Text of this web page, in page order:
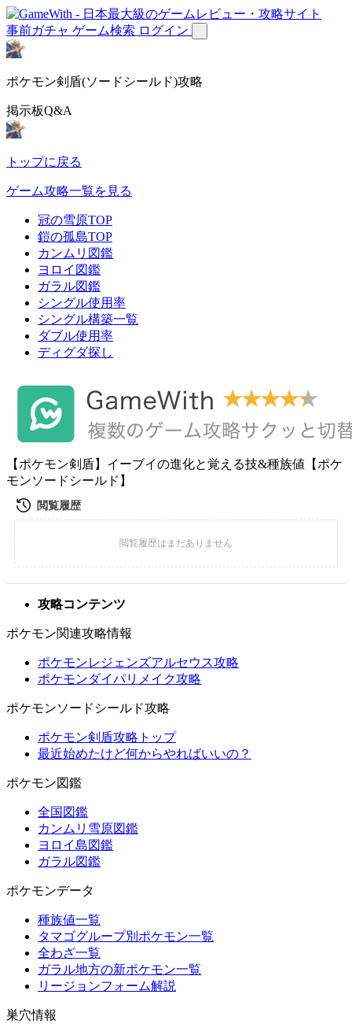
事前ガチャ ゲーム検索 ログイン
ポケモン剣盾(ソードシールド)攻略
掲示板Q&A
トップに戻る
ゲーム攻略一覧を見る
冠の雪原TOP
鎧の孤島TOP
カンムリ図鑑
ヨロイ図鑑
ガラル図鑑
シングル使用率
シングル構築一覧
ダブル使用率
ディグダ探し
【ポケモン剣盾】イーブイの進化と覚える技&種族値【ポケ
モンソードシールド】
攻略コンテンツ
ポケモン関連攻略情報
ポケモンレジェンズアルセウス攻略
ポケモンダイパリメイク攻略
ポケモンソードシールド攻略
ポケモン剣盾攻略トップ
最近始めたけど何からやればいいの？
ポケモン図鑑
全国図鑑
カンムリ雪原図鑑
ヨロイ島図鑑
ガラル図鑑
ポケモンデータ
種族値一覧
タマゴグループ別ポケモン一覧
全わざ一覧
ガラル地方の新ポケモン一覧
リージョンフォーム解説
巣穴情報